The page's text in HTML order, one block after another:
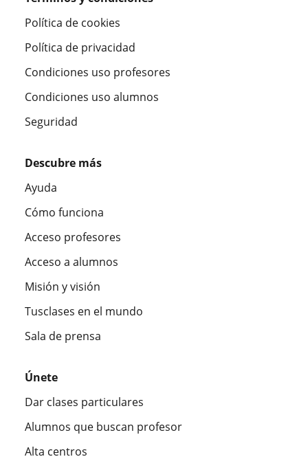
Política de cookies
Política de privacidad
Condiciones uso profesores
Condiciones uso alumnos
Seguridad
Descubre más
Ayuda
Cómo funciona
Acceso profesores
Acceso a alumnos
Misión y visión
Tusclases en el mundo
Sala de prensa
Únete
Dar clases particulares
Alumnos que buscan profesor
Alta centros